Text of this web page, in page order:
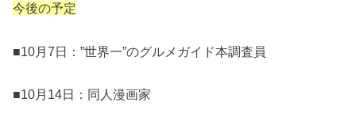
今後の予定
■10月7日：”世界一”のグルメガイド本調査員
■10月14日：同人漫画家